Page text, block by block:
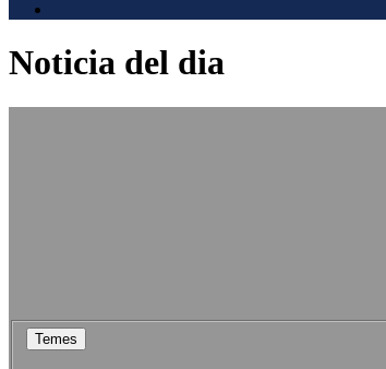
Noticia del dia
Temes